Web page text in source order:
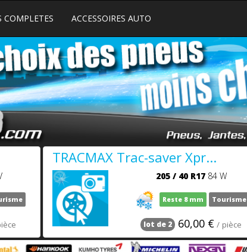
COMPLETES ACCESSOIRES AUTO
TRACMAX Trac-saver Xpr...
205 / 40 R1784 W
Reste 8 mm Tourisme
lot de 2 60,00 € / pièce